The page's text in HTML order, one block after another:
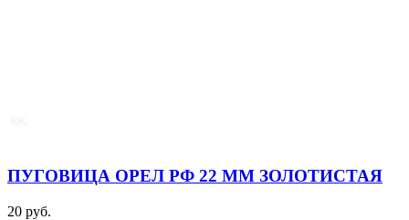
ПУГОВИЦА ОРЕЛ РФ 22 ММ ЗОЛОТИСТАЯ
20 руб.